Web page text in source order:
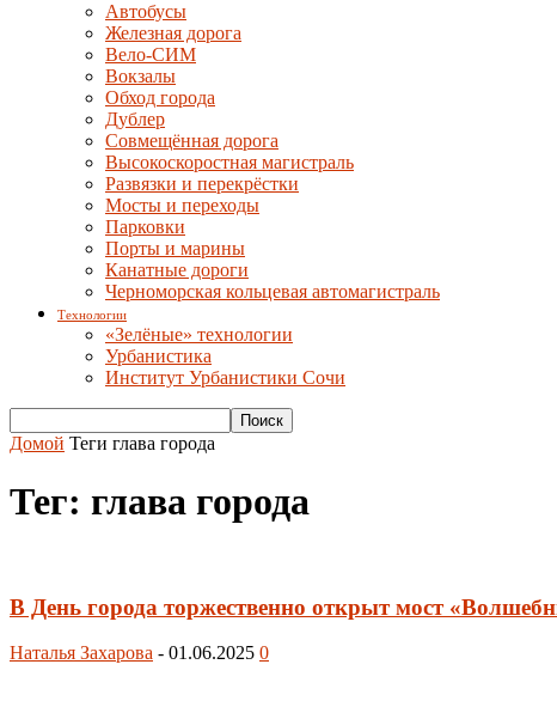
Автобусы
Железная дорога
Вело-СИМ
Вокзалы
Обход города
Дублер
Совмещённая дорога
Высокоскоростная магистраль
Развязки и перекрёстки
Мосты и переходы
Парковки
Порты и марины
Канатные дороги
Черноморская кольцевая автомагистраль
Технологии
«Зелёные» технологии
Урбанистика
Институт Урбанистики Сочи
Домой Теги глава города
Тег: глава города
В День города торжественно открыт мост
Наталья Захарова - 01.06.2025 0